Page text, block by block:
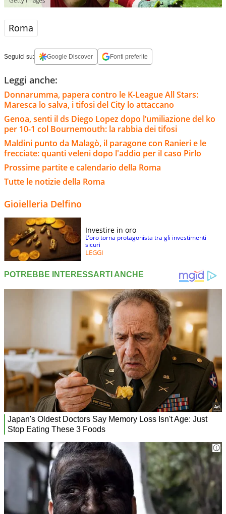
Roma
Seguici su: Google Discover Fonti preferite
Leggi anche:
Donnarumma, papera contro le K-League All Stars:
Maresca lo salva, i tifosi del City lo attaccano
Genoa, senti il ds Diego Lopez dopo l’umiliazione del ko
per 10-1 col Bournemouth: la rabbia dei tifosi
Maldini punto da Malagò, il paragone con Ranieri e le
frecciate: quanti veleni dopo l'addio per il caso Pirlo
Prossime partite e calendario della Roma
Tutte le notizie della Roma
Gioielleria Delfino
Investire in oro
L’oro torna protagonista tra gli investimenti
sicuri
LEGGI